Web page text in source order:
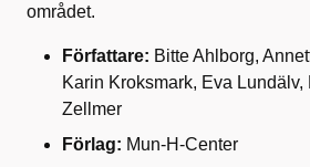
området.
Författare: Bitte Ahlborg,
Karin Kroksmark, Eva
Zellmer
Förlag: Mun-H-Center